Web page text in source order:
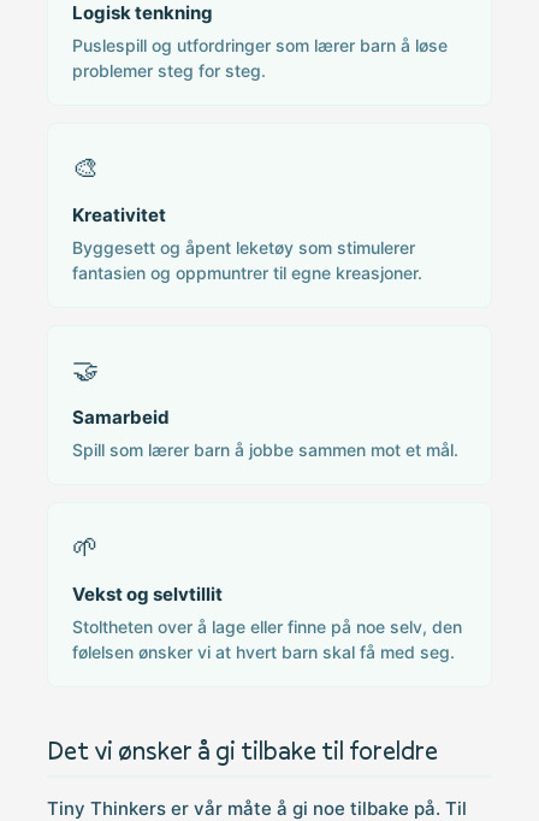
Logisk tenkning
Puslespill og utfordringer som lærer barn å løse
problemer steg for steg.
🎨
Kreativitet
Byggesett og åpent leketøy som stimulerer
fantasien og oppmuntrer til egne kreasjoner.
🤝
Samarbeid
Spill som lærer barn å jobbe sammen mot et mål.
🌱
Vekst og selvtillit
Stoltheten over å lage eller finne på noe selv, den
følelsen ønsker vi at hvert barn skal få med seg.
Det vi ønsker å gi tilbake til foreldre
Tiny Thinkers er vår måte å gi noe tilbake på. Til